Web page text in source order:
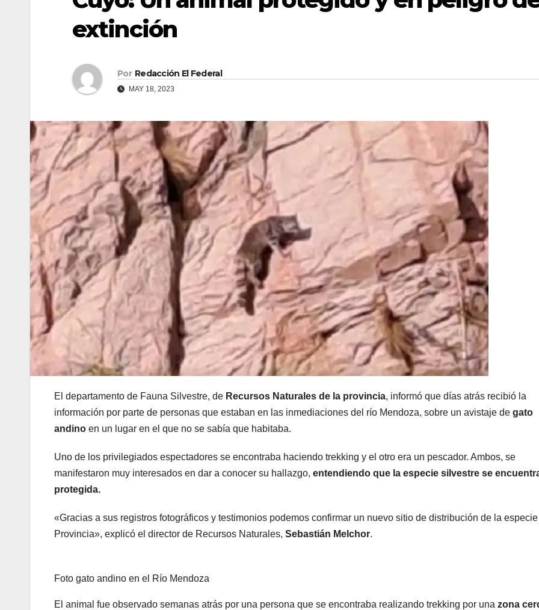
extinción
Por Redacción El Federal
MAY 18, 2023
El departamento de Fauna Silvestre, de Recursos Naturales de la provincia, informó que días atrás recibió la
información por parte de personas que estaban en las inmediaciones del río Mendoza, sobre un avistaje de gato
andino en un lugar en el que no se sabía que habitaba.
Uno de los privilegiados espectadores se encontraba haciendo trekking y el otro era un pescador. Ambos, se
manifestaron muy interesados en dar a conocer su hallazgo, entendiendo que la especie silvestre se
protegida.
«Gracias a sus registros fotográficos y testimonios podemos confirmar un nuevo sitio de distribución de la
Provincia», explicó el director de Recursos Naturales, Sebastián Melchor.
Foto gato andino en el Río Mendoza
El animal fue observado semanas atrás por una persona que se encontraba realizando trekking por una zona
MENDOZA
Paso Cristo
Redentor:
despejaron la
Cuevas antes
temporal con
unos 1.500
6 AGOSTO, 2026
el5